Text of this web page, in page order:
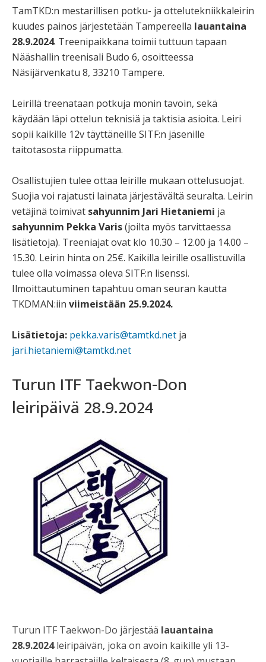
TamTKD:n mestarillisen potku- ja ottelutekniikkaleirin
kuudes painos järjestetään Tampereella lauantaina
28.9.2024. Treenipaikkana toimii tuttuun tapaan
Nääshallin treenisali Budo 6, osoitteessa
Näsijärvenkatu 8, 33210 Tampere.
Leirillä treenataan potkuja monin tavoin, sekä
käydään läpi ottelun teknisiä ja taktisia asioita. Leiri
sopii kaikille 12v täyttäneille SITF:n jäsenille
taitotasosta riippumatta.
Osallistujien tulee ottaa leirille mukaan ottelusuojat.
Suojia voi rajatusti lainata järjestävältä seuralta. Leirin
vetäjinä toimivat sahyunnim Jari Hietaniemi ja
sahyunnim Pekka Varis(joilta myös tarvittaessa
lisätietoja). Treeniajat ovat klo 10.30 – 12.00 ja 14.00 –
15.30. Leirin hinta on 25€. Kaikilla leirille osallistuvilla
tulee olla voimassa oleva SITF:n lisenssi.
Ilmoittautuminen tapahtuu oman seuran kautta
TKDMAN:iin viimeistään 25.9.2024.
Lisätietoja: pekka.varis@tamtkd.net ja
jari.hietaniemi@tamtkd.net
Turun ITF Taekwon-Don
leiripäivä 28.9.2024
Turun ITF Taekwon-Do järjestää lauantaina
28.9.2024leiripäivän, joka on avoin kaikille yli 13-